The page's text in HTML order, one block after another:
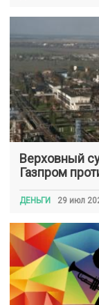
Верховный
Газпром
ДЕНЬГИ 29 июл